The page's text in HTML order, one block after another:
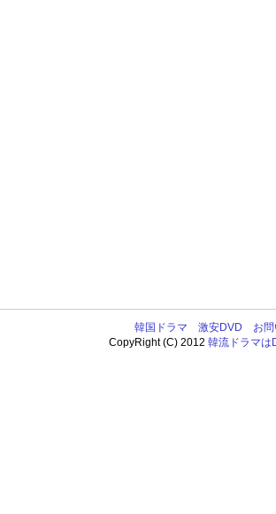
韓国ドラマ 激安DVD
お
CopyRight (C) 2012韓流ドラマは